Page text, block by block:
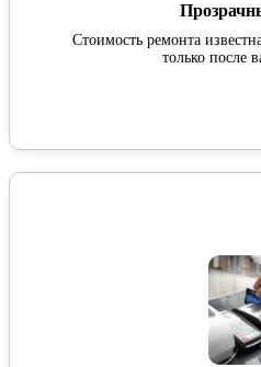
Стоимость ремонта
только после